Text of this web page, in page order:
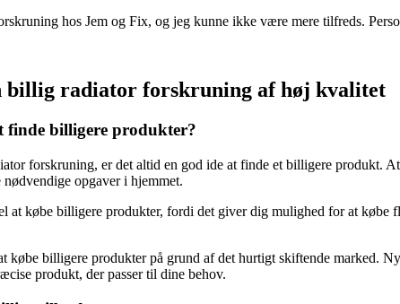
hos Jem og Fix, og jeg kunne ikke være mere tilfreds.
billig radiator forskruning af høj kvalitet
billigere produkter?
forskruning, er det altid en god ide at finde et billigere produkt.
opgaver i hjemmet.
at købe billigere produkter, fordi det giver dig mulighed for at
købe billigere produkter på grund af det hurtigt skiftende marked.
produkt, der passer til dine behov.